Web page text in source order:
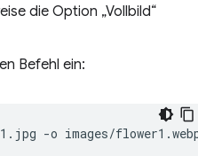
die Option „Vollbild“
Befehl ein:
-o